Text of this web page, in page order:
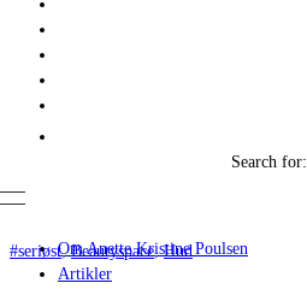
Search for:
Om Anette Kristine Poulsen
Artikler
#seriøst,Beautyspace,Hud